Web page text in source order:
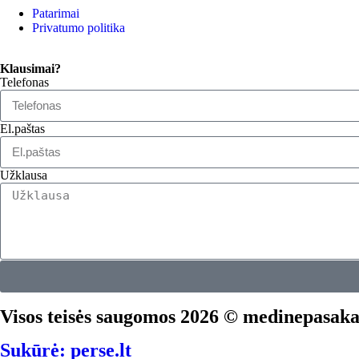
Patarimai
Privatumo politika
Klausimai?
Telefonas
El.paštas
Užklausa
Visos teisės saugomos 2026 ©
Sukūrė: perse.lt